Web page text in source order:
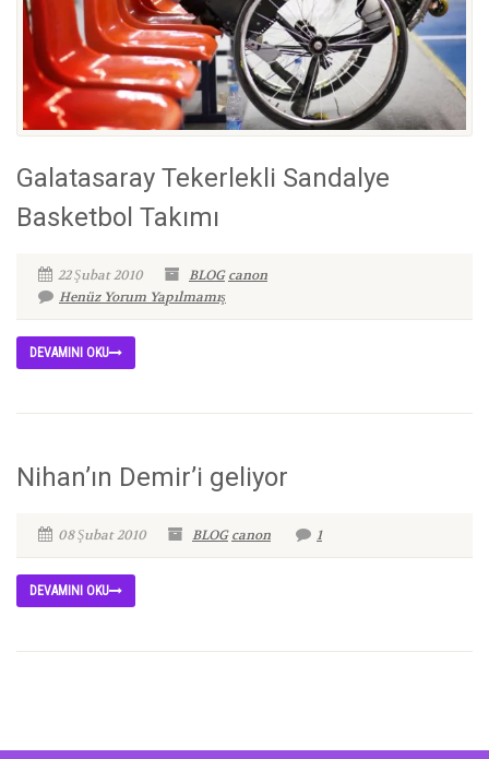
Galatasaray Tekerlekli Sandalye
Basketbol Takımı
22 Şubat 2010 BLOG canon
Henüz Yorum Yapılmamış
DEVAMINI OKU
Nihan’ın Demir’i geliyor
08 Şubat 2010 BLOG canon 1
DEVAMINI OKU